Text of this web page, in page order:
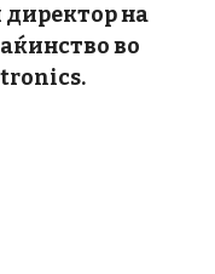
директор на
во